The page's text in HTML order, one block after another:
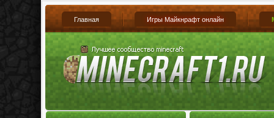
Главная Игры Майкнрафт онлайн